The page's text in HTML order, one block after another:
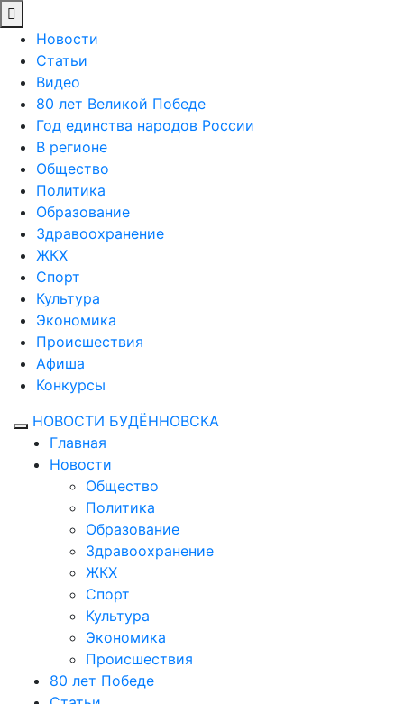
Новости
Статьи
Видео
80 лет Великой Победе
Год единства народов России
В регионе
Общество
Политика
Образование
Здравоохранение
ЖКХ
Спорт
Культура
Экономика
Происшествия
Афиша
Конкурсы
НОВОСТИ БУДЁННОВСКА
Главная
Новости
Общество
Политика
Образование
Здравоохранение
ЖКХ
Спорт
Культура
Экономика
Происшествия
80 лет Победе